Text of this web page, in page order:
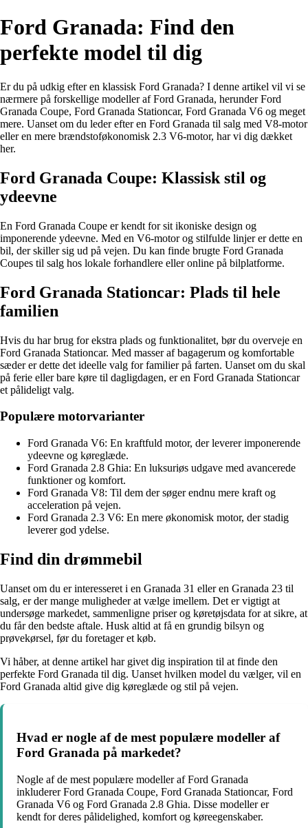
Ford Granada: Find den
perfekte model til dig
Er du på udkig efter en klassisk Ford Granada? I denne artikel vil vi se
nærmere på forskellige modeller af Ford Granada, herunder Ford
Granada Coupe, Ford Granada Stationcar, Ford Granada V6 og meget
mere. Uanset om du leder efter en Ford Granada til salg med V8-motor
eller en mere brændstoføkonomisk 2.3 V6-motor, har vi dig dækket
her.
Ford Granada Coupe: Klassisk stil og
ydeevne
En Ford Granada Coupe er kendt for sit ikoniske design og
imponerende ydeevne. Med en V6-motor og stilfulde linjer er dette en
bil, der skiller sig ud på vejen. Du kan finde brugte Ford Granada
Coupes til salg hos lokale forhandlere eller online på bilplatforme.
Ford Granada Stationcar: Plads til hele
familien
Hvis du har brug for ekstra plads og funktionalitet, bør du overveje en
Ford Granada Stationcar. Med masser af bagagerum og komfortable
sæder er dette det ideelle valg for familier på farten. Uanset om du skal
på ferie eller bare køre til dagligdagen, er en Ford Granada Stationcar
et pålideligt valg.
Populære motorvarianter
Ford Granada V6: En kraftfuld motor, der leverer imponerende
ydeevne og køreglæde.
Ford Granada 2.8 Ghia: En luksuriøs udgave med avancerede
funktioner og komfort.
Ford Granada V8: Til dem der søger endnu mere kraft og
acceleration på vejen.
Ford Granada 2.3 V6: En mere økonomisk motor, der stadig
leverer god ydelse.
Find din drømmebil
Uanset om du er interesseret i en Granada 31 eller en Granada 23 til
salg, er der mange muligheder at vælge imellem. Det er vigtigt at
undersøge markedet, sammenligne priser og køretøjsdata for at sikre, at
du får den bedste aftale. Husk altid at få en grundig bilsyn og
prøvekørsel, før du foretager et køb.
Vi håber, at denne artikel har givet dig inspiration til at finde den
perfekte Ford Granada til dig. Uanset hvilken model du vælger, vil en
Ford Granada altid give dig køreglæde og stil på vejen.
Hvad er nogle af de mest populære modeller af
Ford Granada på markedet?
Nogle af de mest populære modeller af Ford Granada
inkluderer Ford Granada Coupe, Ford Granada Stationcar, Ford
Granada V6 og Ford Granada 2.8 Ghia. Disse modeller er
kendt for deres pålidelighed, komfort og køreegenskaber.